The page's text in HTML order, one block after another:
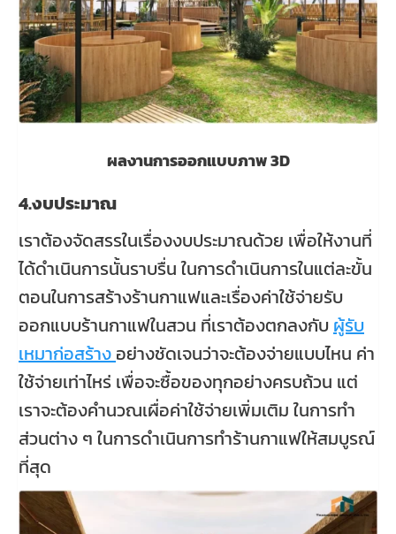
ผลงานการออกแบบภาพ 3D
4.งบประมาณ
เราต้องจัดสรรในเรื่องงบประมาณด้วย เพื่อให้งานที่
ได้ดำเนินการนั้นราบรื่น ในการดำเนินการในแต่ละขั้น
ตอนในการสร้างร้านกาแฟและเรื่องค่าใช้จ่ายรับ
ออกแบบร้านกาแฟในสวน ที่เราต้องตกลงกับผู้รับ
เหมาก่อสร้างอย่างชัดเจนว่าจะต้องจ่ายแบบไหน ค่า
ใช้จ่ายเท่าไหร่ เพื่อจะซื้อของทุกอย่างครบถ้วน แต่
เราจะต้องคำนวณเผื่อค่าใช้จ่ายเพิ่มเติม ในการทำ
ส่วนต่าง ๆ ในการดำเนินการทำร้านกาแฟให้สมบูรณ์
ที่สุด